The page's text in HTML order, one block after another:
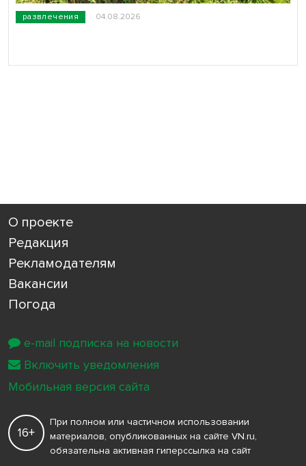
развлечения 04.08.2026
О проекте
Редакция
Рекламодателям
Вакансии
Погода
16+
При полном или частичном использовании
материалов, опубликованных на сайте VN.ru,
обязательна активная гиперссылка на сайт
e-mail подписка на новости
Включить уведомления
Мобильная версия сайта